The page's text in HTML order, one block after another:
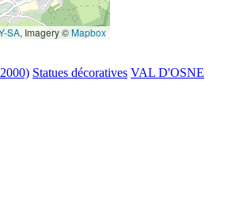
SA, Imagery ©Mapbox
Statues décoratives VAL D'OSNE